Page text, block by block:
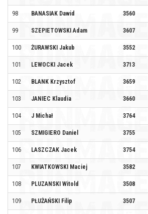
98 BANASIAK Dawid 3560
99 SZEPIETOWSKI Adam 3607
100 ŻURAWSKI Jakub 3552
101 LEWOCKI Jacek 3713
102 BLANK Krzysztof 3659
103 JANIEC Klaudia 3660
104 J Michał 3764
105 SZMIGIERO Daniel 3755
106 LASZCZAK Jacek 3754
107 KWIATKOWSKI Maciej 3582
108 PLUZANSKI Witold 3508
109 PŁUŻAŃSKI Filip 3507